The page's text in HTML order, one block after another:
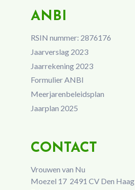
ANBI
RSIN nummer: 2876176
Jaarverslag 2023
Jaarrekening 2023
Formulier ANBI
Meerjarenbeleidsplan
Jaarplan 2025
CONTACT
Vrouwen van Nu
Moezel 17 2491 CV Den Haag